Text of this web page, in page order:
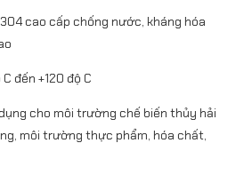
cao cấp chống nước, kháng hóa
đến +120 độ C
cho môi trường chế biến thủy hải
môi trường thực phẩm, hóa chất,